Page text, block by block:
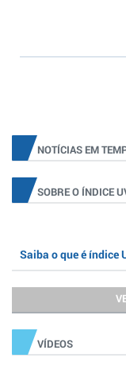
NOTÍCIAS EM
SOBRE O ÍNDICE
Saiba o que é índice
VÍDEOS